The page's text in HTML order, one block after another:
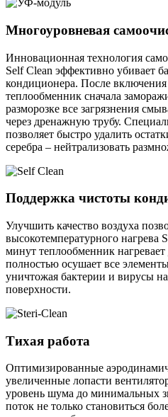
Многоуровневая
Инновационная технология
Self Clean эффективно убивает
кондиционера. После
теплообменник сначала
разморозке все загрязнения
через дренажную трубу.
позволяет быстро удалить
серебра – нейтрализовать
Поддержка чистоты
Улучшить качество воздуха
высокотемпературного нагрева
минут теплообменник
полностью осушает все
уничтожая бактерии и вирусы
поверхности.
Тихая работа
Оптимизированные
увеличенные лопасти
уровень шума до минимальных
поток не только становиться